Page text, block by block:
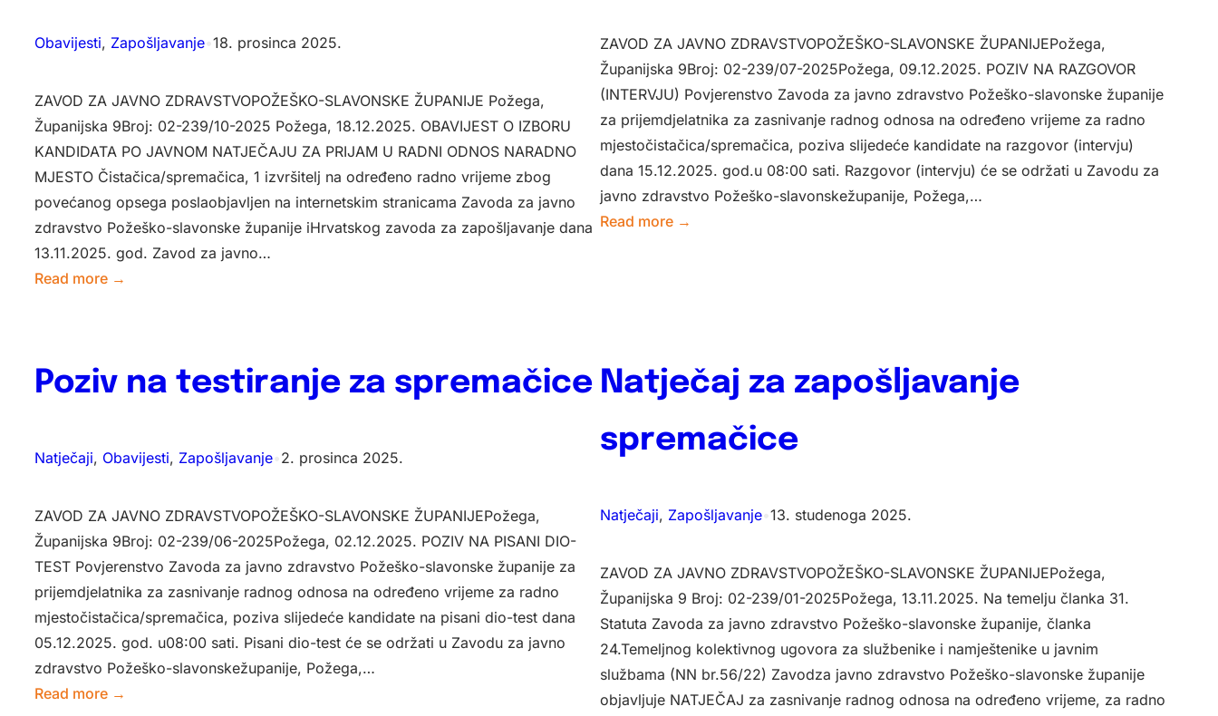
Obavijesti, Zapošljavanje 18. prosinca 2025.
ZAVOD ZA JAVNO ZDRAVSTVOPOŽEŠKO-SLAVONSKE ŽUPANIJE Požega,
Županijska 9Broj: 02-239/10-2025 Požega, 18.12.2025. OBAVIJEST O IZBORU
KANDIDATA PO JAVNOM NATJEČAJU ZA PRIJAM U RADNI ODNOS NARADNO
MJESTO Čistačica/spremačica, 1 izvršitelj na određeno radno vrijeme zbog
povećanog opsega poslaobjavljen na internetskim stranicama Zavoda za javno
zdravstvo Požeško-slavonske županije iHrvatskog zavoda za zapošljavanje dana
13.11.2025. god. Zavod za javno…
Read more →
KANDIDATA
NATJEČAJU
PRIJAM
U
ODNOS
NARADNO
MJESTO
ZAVOD ZA JAVNO ZDRAVSTVOPOŽEŠKO-SLAVONSKE ŽUPANIJEPožega,
Županijska 9Broj: 02-239/07-2025Požega, 09.12.2025. POZIV NA RAZGOVOR
(INTERVJU) Povjerenstvo Zavoda za javno zdravstvo Požeško-slavonske županije
za prijemdjelatnika za zasnivanje radnog odnosa na određeno vrijeme za radno
mjestočistačica/spremačica, poziva slijedeće kandidate na razgovor (intervju)
dana 15.12.2025. god.u 08:00 sati. Razgovor (intervju) će se održati u Zavodu za
javno zdravstvo Požeško-slavonskežupanije, Požega,…
Read more →
čistačica/spremačica
Poziv na testiranje za spremačice
Natječaji, Obavijesti, Zapošljavanje 2. prosinca 2025.
ZAVOD ZA JAVNO ZDRAVSTVOPOŽEŠKO-SLAVONSKE ŽUPANIJEPožega,
Županijska 9Broj: 02-239/06-2025Požega, 02.12.2025. POZIV NA PISANI DIO-
TEST Povjerenstvo Zavoda za javno zdravstvo Požeško-slavonske županije za
prijemdjelatnika za zasnivanje radnog odnosa na određeno vrijeme za radno
mjestočistačica/spremačica, poziva slijedeće kandidate na pisani dio-test dana
05.12.2025. god. u08:00 sati. Pisani dio-test će se održati u Zavodu za javno
zdravstvo Požeško-slavonskežupanije, Požega,…
Read more →
Natječaj za zapošljavanje
spremačice
Natječaji, Zapošljavanje 13. studenoga 2025.
ZAVOD ZA JAVNO ZDRAVSTVOPOŽEŠKO-SLAVONSKE ŽUPANIJEPožega,
Županijska 9 Broj: 02-239/01-2025Požega, 13.11.2025. Na temelju članka 31.
Statuta Zavoda za javno zdravstvo Požeško-slavonske županije, članka
24.Temeljnog kolektivnog ugovora za službenike i namještenike u javnim
službama (NN br.56/22) Zavodza javno zdravstvo Požeško-slavonske županije
objavljuje NATJEČAJ za zasnivanje radnog odnosa na određeno vrijeme, za radno